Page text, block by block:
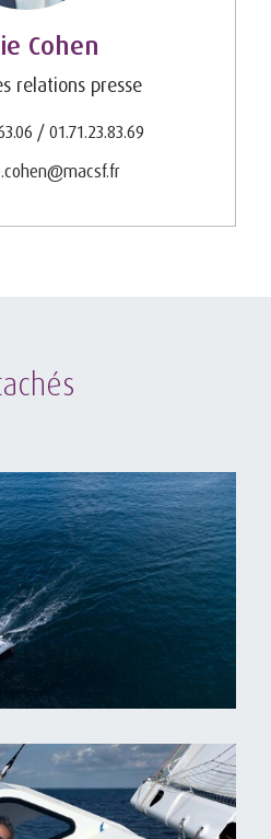
Cohen
relations presse
/ 01.71.23.83.69